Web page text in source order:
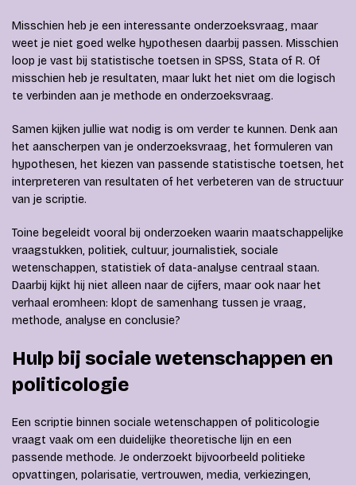
Misschien heb je een interessante onderzoeksvraag, maar
weet je niet goed welke hypothesen daarbij passen. Misschien
loop je vast bij statistische toetsen in SPSS, Stata of R. Of
misschien heb je resultaten, maar lukt het niet om die logisch
te verbinden aan je methode en onderzoeksvraag.
Samen kijken jullie wat nodig is om verder te kunnen. Denk aan
het aanscherpen van je onderzoeksvraag, het formuleren van
hypothesen, het kiezen van passende statistische toetsen, het
interpreteren van resultaten of het verbeteren van de structuur
van je scriptie.
Toine begeleidt vooral bij onderzoeken waarin maatschappelijke
vraagstukken, politiek, cultuur, journalistiek, sociale
wetenschappen, statistiek of data-analyse centraal staan.
Daarbij kijkt hij niet alleen naar de cijfers, maar ook naar het
verhaal eromheen: klopt de samenhang tussen je vraag,
methode, analyse en conclusie?
Hulp bij sociale wetenschappen en
politicologie
Een scriptie binnen sociale wetenschappen of politicologie
vraagt vaak om een duidelijke theoretische lijn en een
passende methode. Je onderzoekt bijvoorbeeld politieke
opvattingen, polarisatie, vertrouwen, media, verkiezingen,